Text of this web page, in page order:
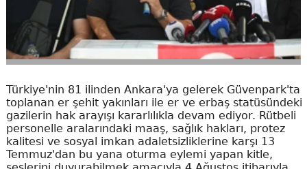
Türkiye'nin 81 ilinden Ankara'ya gelerek Güvenpark'ta
toplanan er şehit yakınları ile er ve erbaş statüsündeki
gazilerin hak arayışı kararlılıkla devam ediyor. Rütbeli
personelle aralarındaki maaş, sağlık hakları, protez
kalitesi ve sosyal imkan adaletsizliklerine karşı 13
Temmuz'dan bu yana oturma eylemi yapan kitle,